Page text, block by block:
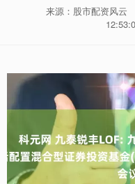
来源：股市配资风云